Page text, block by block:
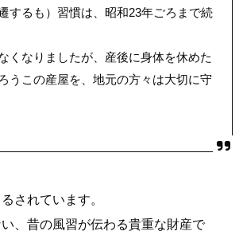
するも）習慣は、昭和23年ごろまで続
くなりましたが、産後に身体を休めた
うこの産屋を、地元の方々は大切に守
されています。
、昔の風習が伝わる貴重な財産で